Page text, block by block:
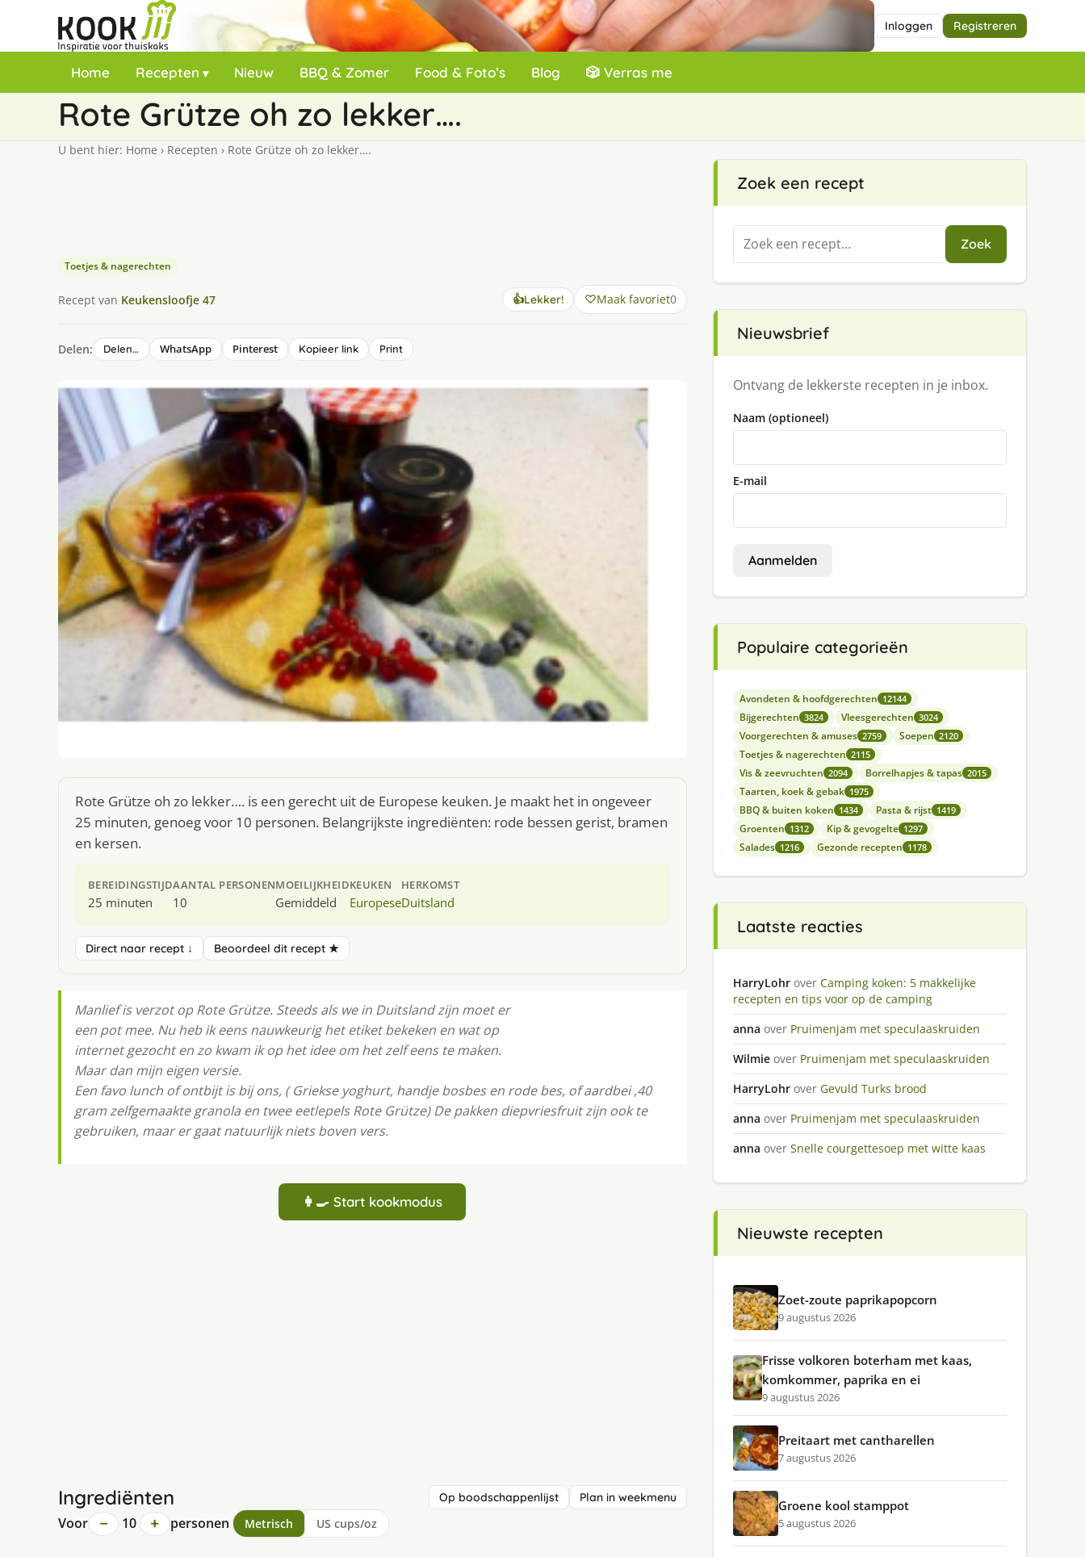
Inloggen Registreren
Home Recepten Nieuw BBQ & Zomer Food & Foto’s Blog 🎲 Verras me
Rote Grütze oh zo lekker….
U bent hier: Home › Recepten › Rote Grütze oh zo lekker….
Toetjes & nagerechten
Recept van Keukensloofje 47 👍Lekker! Maak favoriet0
Delen: Delen… WhatsApp Pinterest Kopieer link Print
Rote Grütze oh zo lekker…. is een gerecht uit de Europese keuken. Je maakt het in ongeveer
25 minuten, genoeg voor 10 personen. Belangrijkste ingrediënten: rode bessen gerist, bramen
en kersen.
BEREIDINGSTIJD
25 minuten
AANTAL PERSONEN
10
MOEILIJKHEID
Gemiddeld
KEUKEN
Europese
HERKOMST
Duitsland
Direct naar recept ↓ Beoordeel dit recept ★
Manlief is verzot op Rote Grütze. Steeds als we in Duitsland zĳn moet er
een pot mee. Nu heb ik eens nauwkeurig het etiket bekeken en wat op
internet gezocht en zo kwam ik op het idee om het zelf eens te maken.
Maar dan mĳn eigen versie.
Een favo lunch of ontbĳt is bĳ ons, ( Griekse yoghurt, handje bosbes en rode bes, of aardbei ,40
gram zelfgemaakte granola en twee eetlepels Rote Grütze) De pakken diepvriesfruit zĳn ook te
gebruiken, maar er gaat natuurlĳk niets boven vers.
👩‍🍳 Start kookmodus
Ingrediënten Op boodschappenlijst Plan in weekmenu
Voor − 10 + personen Metrisch US cups/oz
Zoek een recept
Zoeken
naar:
Zoek
Nieuwsbrief
Ontvang de lekkerste recepten in je inbox.
Naam (optioneel)
E-mail
Aanmelden
Populaire categorieën
Avondeten & hoofdgerechten 12144
Bijgerechten 3824 Vleesgerechten 3024
Voorgerechten & amuses 2759 Soepen 2120
Toetjes & nagerechten 2115
Vis & zeevruchten 2094 Borrelhapjes & tapas 2015
Taarten, koek & gebak 1975
BBQ & buiten koken 1434 Pasta & rijst 1419
Groenten 1312 Kip & gevogelte 1297
Salades 1216 Gezonde recepten 1178
Laatste reacties
HarryLohr over Camping koken: 5 makkelijke
recepten en tips voor op de camping
anna over Pruimenjam met speculaaskruiden
Wilmie over Pruimenjam met speculaaskruiden
HarryLohr over Gevuld Turks brood
anna over Pruimenjam met speculaaskruiden
anna over Snelle courgettesoep met witte kaas
Nieuwste recepten
Zoet-zoute paprikapopcorn
9 augustus 2026
Frisse volkoren boterham met kaas,
komkommer, paprika en ei
9 augustus 2026
Preitaart met cantharellen
7 augustus 2026
Groene kool stamppot
5 augustus 2026